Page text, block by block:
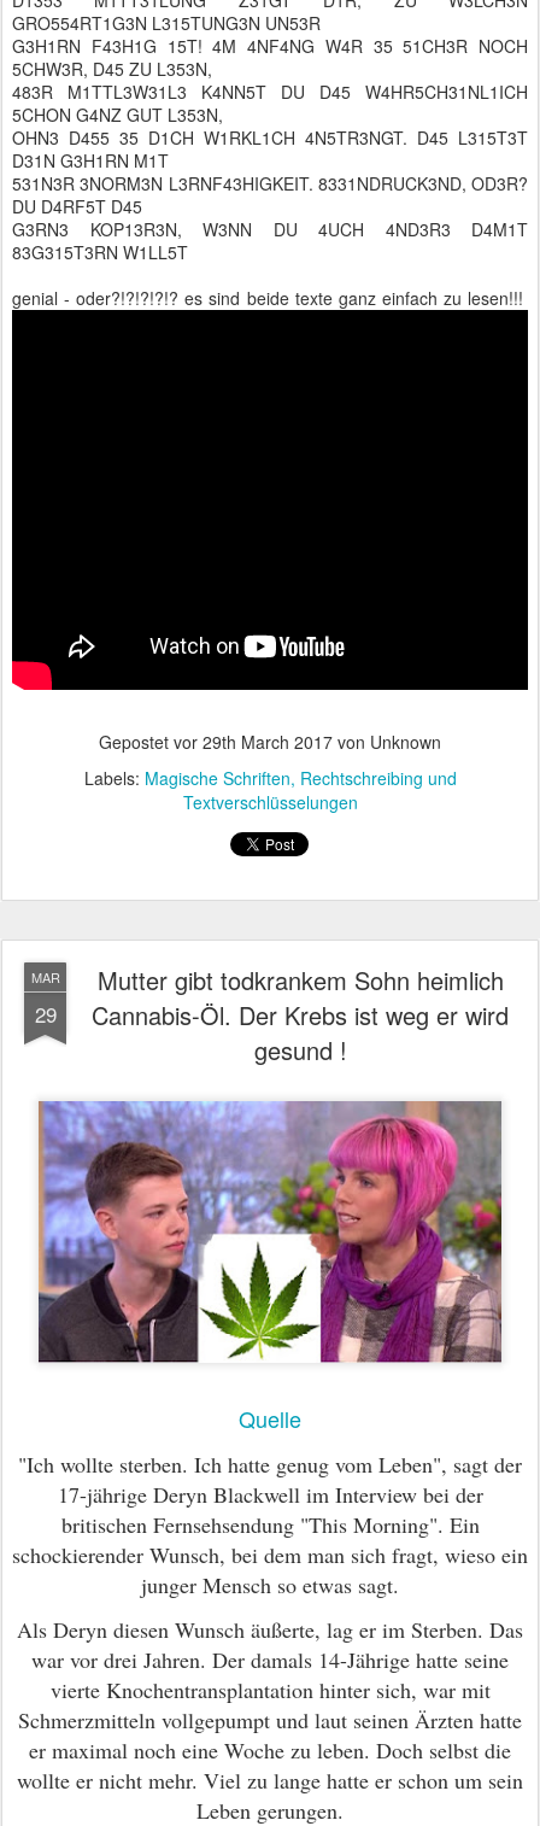
GRO554RT1G3N L315TUNG3N UN53R
G3H1RN F43H1G 15T! 4M 4NF4NG W4R 35 51CH3R NOCH
5CHW3R, D45 ZU L353N,
483R M1TTL3W31L3 K4NN5T DU D45 W4HR5CH31NL1ICH
5CHON G4NZ GUT L353N,
OHN3 D455 35 D1CH W1RKL1CH 4N5TR3NGT. D45 L315T3T
D31N G3H1RN M1T
531N3R 3NORM3N L3RNF43HIGKEIT. 8331NDRUCK3ND, OD3R?
DU D4RF5T D45
G3RN3 KOP13R3N, W3NN DU 4UCH 4ND3R3 D4M1T
83G315T3RN W1LL5T
genial - oder?!?!?!?!? es sind beide texte ganz einfach zu lesen!!!
Gepostet vor 29th March 2017 von Unknown
Labels: Magische Schriften Rechtschreibing und
Textverschlüsselungen
MAR
29
Mutter gibt todkrankem Sohn heimlich
Cannabis-Öl. Der Krebs ist weg er wird
gesund !
Quelle
"Ich wollte sterben. Ich hatte genug vom Leben", sagt der
17-jährige Deryn Blackwell im Interview bei der
britischen Fernsehsendung "This Morning". Ein
schockierender Wunsch, bei dem man sich fragt, wieso ein
junger Mensch so etwas sagt.
Als Deryn diesen Wunsch äußerte, lag er im Sterben. Das
war vor drei Jahren. Der damals 14-Jährige hatte seine
vierte Knochentransplantation hinter sich, war mit
Schmerzmitteln vollgepumpt und laut seinen Ärzten hatte
er maximal noch eine Woche zu leben. Doch selbst die
wollte er nicht mehr. Viel zu lange hatte er schon um sein
Leben gerungen.